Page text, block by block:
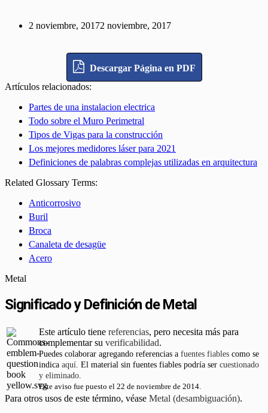
2 noviembre, 20172 noviembre, 2017
Descargar Página en PDF
Artículos relacionados:
Partes de una instalacion electrica
Todo sobre el Muro Perimetral
Tipos de Vigas para la construcción
Los mejores medidores láser para 2021
Definiciones de palabras complejas utilizadas en arquitectura
Related Glossary Terms:
Anticorrosivo
Buril
Broca
Canaleta de desagüe
Acero
Metal
Significado y Definición de Metal
Este artículo tiene referencias, pero necesita más para
complementar su verificabilidad.
Puedes colaborar agregando referencias a fuentes fiables como se
indica aquí. El material sin fuentes fiables podría ser cuestionado
y eliminado.
Este aviso fue puesto el 22 de noviembre de 2014.
Para otros usos de este término, véase Metal (desambiguación).